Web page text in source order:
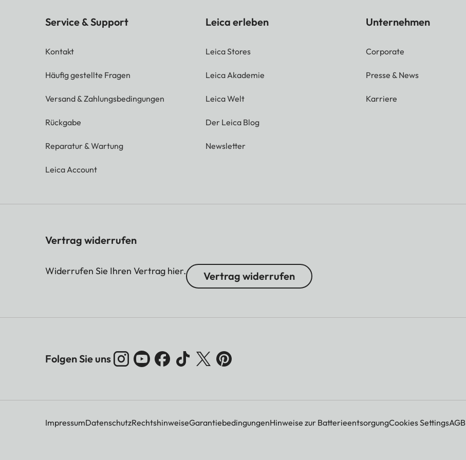
Service & Support
Kontakt
Häufig gestellte Fragen
Versand & Zahlungsbedingungen
Rückgabe
Reparatur & Wartung
Leica Account
Leica erleben
Leica Stores
Leica Akademie
Leica Welt
Der Leica Blog
Newsletter
Unternehmen
Corporate
Presse & News
Karriere
Vertrag widerrufen
Widerrufen Sie Ihren Vertrag hier. Vertrag widerrufen
Folgen Sie uns
ImpressumDatenschutzRechtshinweiseGarantiebedingungenHinweise zur BatterieentsorgungCookies SettingsAGB